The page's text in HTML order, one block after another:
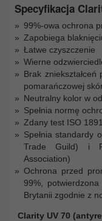
Specyfikacja
99%-owa ochrona
Zapobiega
Łatwe czyszczenie
Wierne
Brak
pomarańczowej
Neutralny kolor w
Spełnia normę
Zdany test ISO
Spełnia standardy
Trade Guild) i
Association)
Ochrona przed
99%,
Brytanii zgodnie z
Clarity UV 70